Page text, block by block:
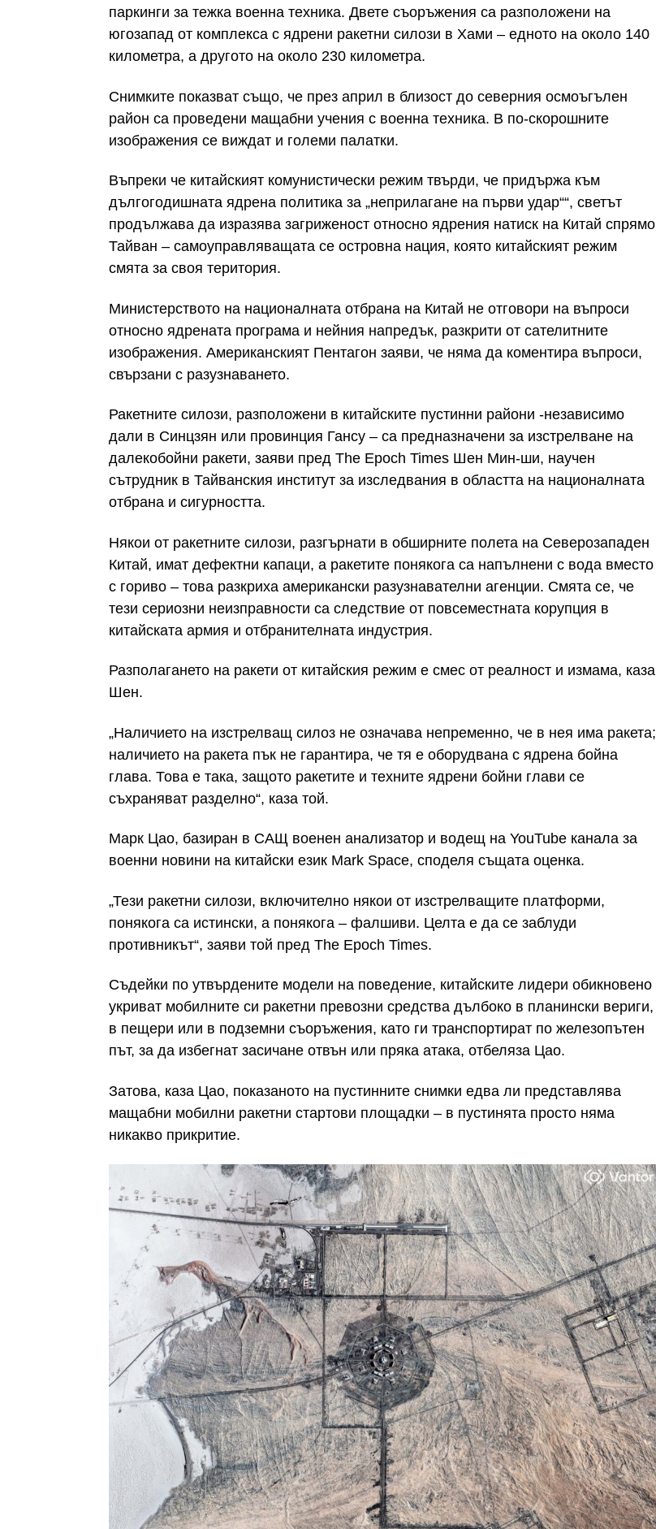
паркинги за тежка военна техника. Двете съоръжения са разположени на
югозапад от комплекса с ядрени ракетни силози в Хами – едното на около 140
километра, а другото на около 230 километра.
Снимките показват също, че през април в близост до северния осмоъгълен
район са проведени мащабни учения с военна техника. В по-скорошните
изображения се виждат и големи палатки.
Въпреки че китайският комунистически режим твърди, че придържа към
дългогодишната ядрена политика за „неприлагане на първи удар““, светът
продължава да изразява загриженост относно ядрения натиск на Китай спрямо
Тайван – самоуправляващата се островна нация, която китайският режим
смята за своя територия.
Министерството на националната отбрана на Китай не отговори на въпроси
относно ядрената програма и нейния напредък, разкрити от сателитните
изображения. Американският Пентагон заяви, че няма да коментира въпроси,
свързани с разузнаването.
Ракетните силози, разположени в китайските пустинни райони -независимо
дали в Синцзян или провинция Гансу – са предназначени за изстрелване на
далекобойни ракети, заяви пред The Epoch Times Шен Мин-ши, научен
сътрудник в Тайванския институт за изследвания в областта на националната
отбрана и сигурността.
Някои от ракетните силози, разгърнати в обширните полета на Северозападен
Китай, имат дефектни капаци, а ракетите понякога са напълнени с вода вместо
с гориво – това разкриха американски разузнавателни агенции. Смята се, че
тези сериозни неизправности са следствие от повсеместната корупция в
китайската армия и отбранителната индустрия.
Разполагането на ракети от китайския режим е смес от реалност и измама, каза
Шен.
„Наличието на изстрелващ силоз не означава непременно, че в нея има ракета;
наличието на ракета пък не гарантира, че тя е оборудвана с ядрена бойна
глава. Това е така, защото ракетите и техните ядрени бойни глави се
съхраняват разделно“, каза той.
Марк Цао, базиран в САЩ военен анализатор и водещ на YouTube канала за
военни новини на китайски език Mark Space, споделя същата оценка.
„Тези ракетни силози, включително някои от изстрелващите платформи,
понякога са истински, а понякога – фалшиви. Целта е да се заблуди
противникът“, заяви той пред The Epoch Times.
Съдейки по утвърдените модели на поведение, китайските лидери обикновено
укриват мобилните си ракетни превозни средства дълбоко в планински вериги,
в пещери или в подземни съоръжения, като ги транспортират по железопътен
път, за да избегнат засичане отвън или пряка атака, отбеляза Цао.
Затова, каза Цао, показаното на пустинните снимки едва ли представлява
мащабни мобилни ракетни стартови площадки – в пустинята просто няма
никакво прикритие.